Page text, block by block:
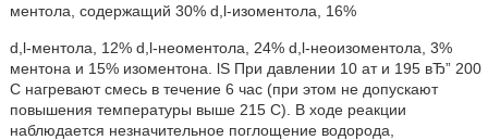
ментола, содержащий 30% d,l-изоментола, 16%
d,l-ментола, 12% d,l-неоментола, 24% d,l-неоизоментола, 3%
ментона и 15% изоментона. lS При давлении 10 ат и 195 вЂ” 200
С нагревают смесь в течение 6 час (при этом не допускают
повышения температуры выше 215 С). В ходе реакции
наблюдается незначительное поглощение водорода,